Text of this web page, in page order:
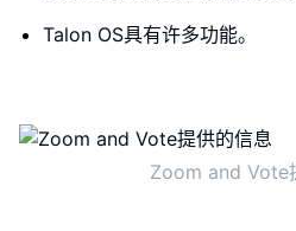
Talon OS具有许多功能。
Zoom and Vote